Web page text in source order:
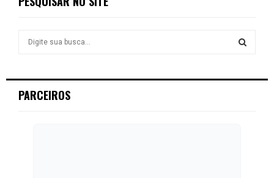
hPARCEIROS